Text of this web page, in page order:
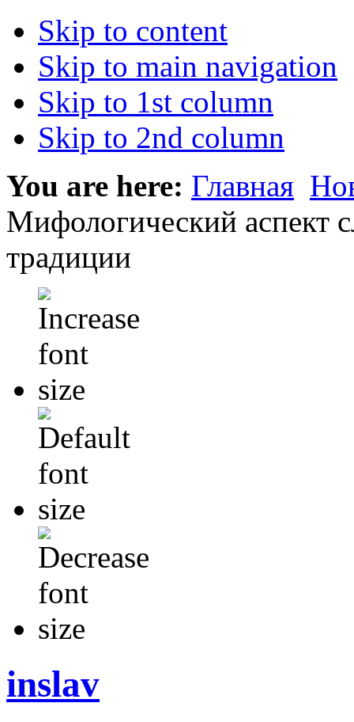
Skip to content
Skip to main navigation
Skip to 1st column
Skip to 2nd column
You are here: Главная
Мифологический аспект
традиции
inslav